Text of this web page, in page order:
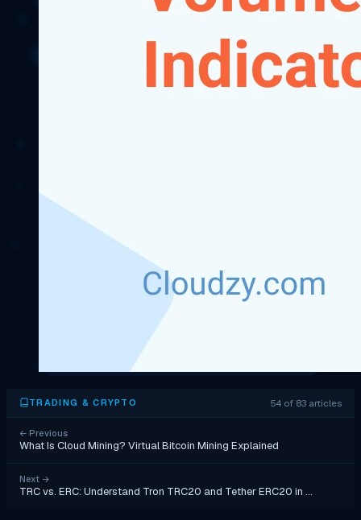
TRADING & CRYPTO 54 of 83 articles
← Previous
What Is Cloud Mining? Virtual Bitcoin Mining Explained
Next →
TRC vs. ERC: Understand Tron TRC20 and Tether ERC20 in …